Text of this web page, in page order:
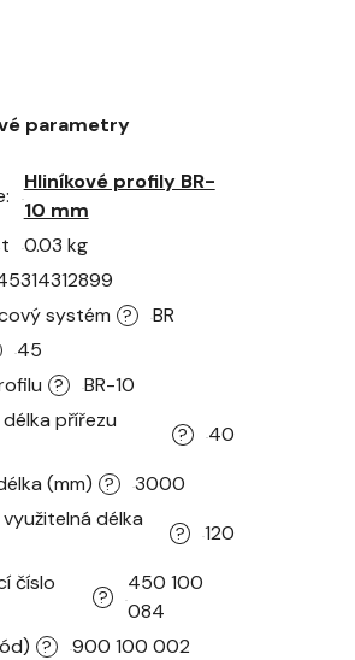
parametry
Hliníkové profily BR-
10 mm
0.03 kg
?
systém BR
45
? BR-10
?
délka přířezu
40
?
(mm) 3000
?
využitelná délka
120
?
číslo
450 100
084
? 900 100 002